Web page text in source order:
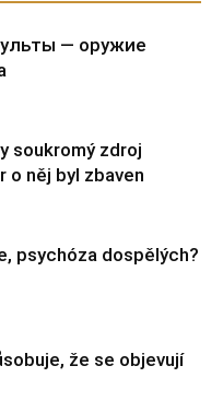
— оружие
soukromý zdroj
o něj byl zbaven
psychóza dospělých?
že se objevují